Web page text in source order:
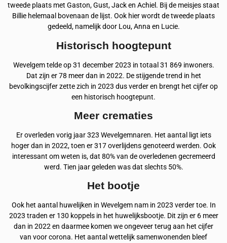
tweede plaats met Gaston, Gust, Jack en Achiel. Bij de meisjes staat
Billie helemaal bovenaan de lijst. Ook hier wordt de tweede plaats
gedeeld, namelijk door Lou, Anna en Lucie.
Historisch hoogtepunt
Wevelgem telde op 31 december 2023 in totaal 31 869 inwoners.
Dat zijn er 78 meer dan in 2022. De stijgende trend in het
bevolkingscijfer zette zich in 2023 dus verder en brengt het cijfer op
een historisch hoogtepunt.
Meer crematies
Er overleden vorig jaar 323 Wevelgemnaren. Het aantal ligt iets
hoger dan in 2022, toen er 317 overlijdens genoteerd werden. Ook
interessant om weten is, dat 80% van de overledenen gecremeerd
werd. Tien jaar geleden was dat slechts 50%.
Het bootje
Ook het aantal huwelijken in Wevelgem nam in 2023 verder toe. In
2023 traden er 130 koppels in het huwelijksbootje. Dit zijn er 6 meer
dan in 2022 en daarmee komen we ongeveer terug aan het cijfer
van voor corona. Het aantal wettelijk samenwonenden bleef